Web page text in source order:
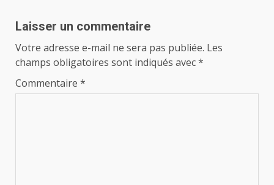
Laisser un commentaire
Votre adresse e-mail ne sera pas publiée. Les
champs obligatoires sont indiqués avec*
Commentaire *